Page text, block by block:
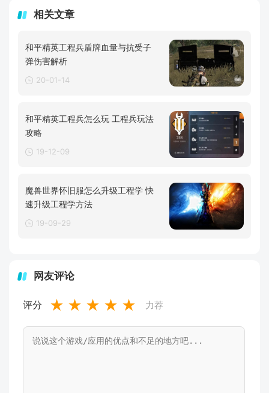
相关文章
和平精英工程兵盾牌血量与抗受子
弹伤害解析
20-01-14
和平精英工程兵怎么玩 工程兵玩法
攻略
19-12-09
魔兽世界怀旧服怎么升级工程学 快
速升级工程学方法
19-09-29
网友评论
评分 ★ ★ ★ ★ ★ 力荐